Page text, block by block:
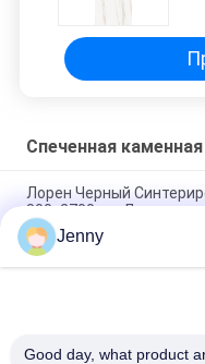
Спеченная
Лорен Черный
800x2700 мм Для
Теплоизоляция
Осенняя серенада
Путешествие через
Jenny
Good day, what product